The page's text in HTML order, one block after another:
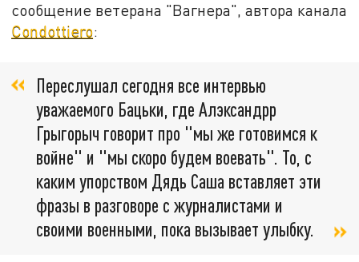
сообщение ветерана "Вагнера", автора канала
Condottiero:
Переслушал сегодня все интервью
уважаемого Бацьки, где Алэксандрр
Грыгорыч говорит про "мы же готовимся к
войне" и "мы скоро будем воевать". То, с
каким упорством Дядь Саша вставляет эти
фразы в разговоре с журналистами и
своими военными, пока вызывает улыбку.